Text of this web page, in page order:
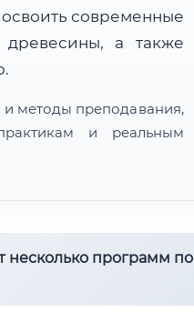
современные
древесины, а также
методы преподавания,
и реальным
несколько программ по